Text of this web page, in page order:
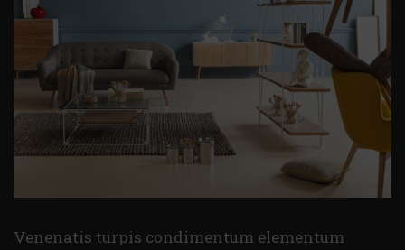
Venenatis turpis condimentum elementum